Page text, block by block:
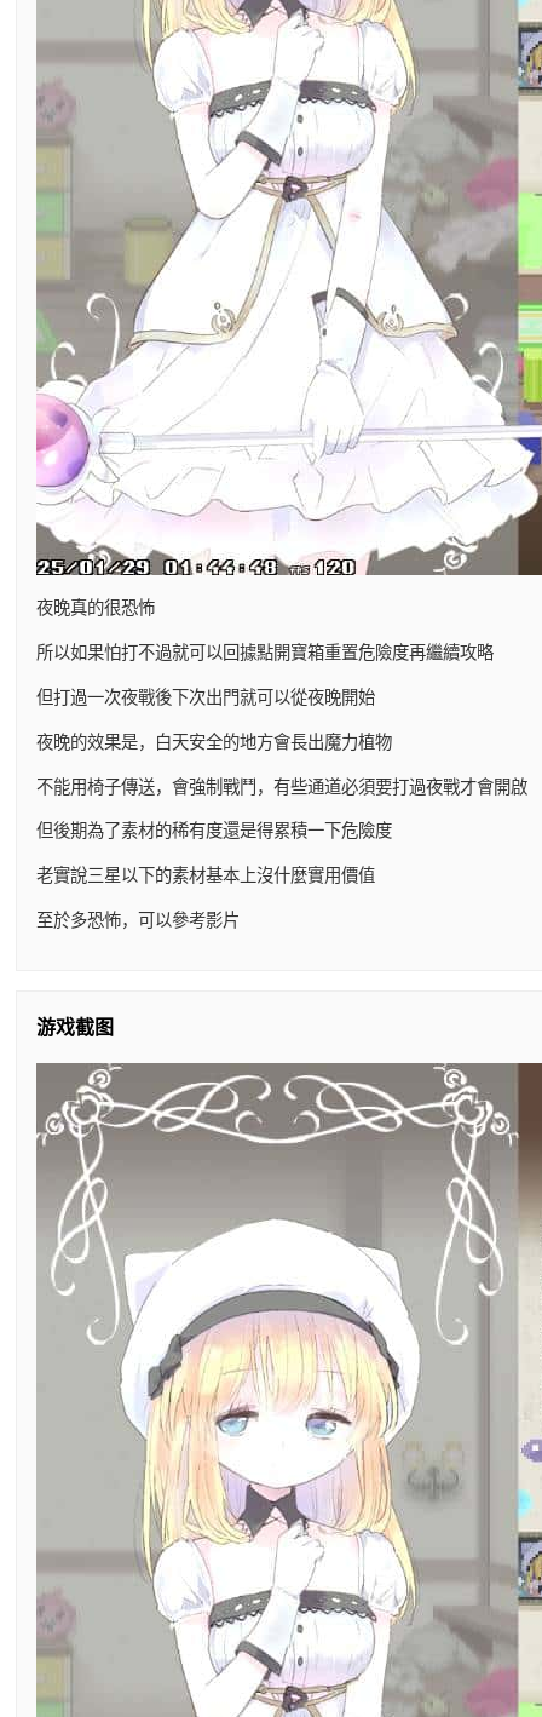
夜晚真的很恐怖
所以如果怕打不過就可以回據點開寶箱重置危險度再繼續攻略
但打過一次夜戰後下次出門就可以從夜晚開始
夜晚的效果是，白天安全的地方會長出魔力植物
不能用椅子傳送，會強制戰鬥，有些通道必須要打過夜戰才會開啟
但後期為了素材的稀有度還是得累積一下危險度
老實說三星以下的素材基本上沒什麼實用價值
至於多恐怖，可以參考影片
游戏截图